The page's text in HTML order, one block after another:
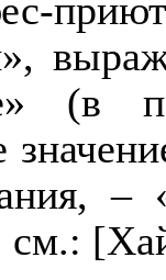
(в
см.: